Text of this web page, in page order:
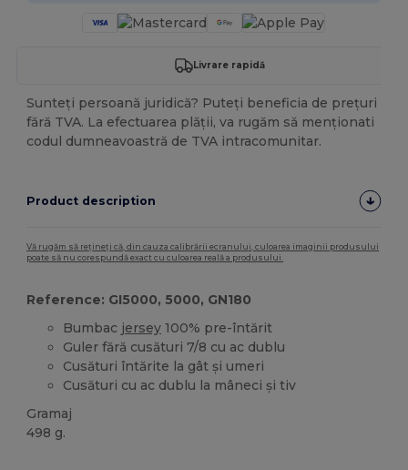
Livrare rapidă
Sunteți persoană juridică? Puteți beneficia de prețuri
fără TVA. La efectuarea plății, va rugăm să menționati
codul dumneavoastră de TVA intracomunitar.
Product description
Vă rugăm să rețineți că, din cauza calibrării ecranului, culoarea imaginii produsului
poate să nu corespundă exact cu culoarea reală a produsului.
Reference: GI5000, 5000, GN180
Bumbac jersey 100% pre-întărit
Guler fără cusături 7/8 cu ac dublu
Cusături întărite la gât și umeri
Cusături cu ac dublu la mâneci și tiv
Gramaj
498 g.